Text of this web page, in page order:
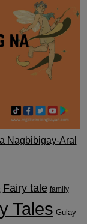
Nagbibigay-Aral
Fairy tale family
Tales Gulay